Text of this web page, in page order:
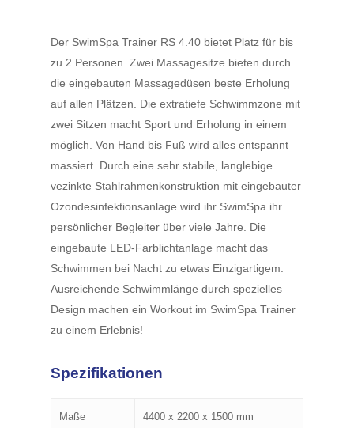
Der SwimSpa Trainer RS 4.40 bietet Platz für bis
zu 2 Personen. Zwei Massagesitze bieten durch
die eingebauten Massagedüsen beste Erholung
auf allen Plätzen. Die extratiefe Schwimmzone mit
zwei Sitzen macht Sport und Erholung in einem
möglich. Von Hand bis Fuß wird alles entspannt
massiert. Durch eine sehr stabile, langlebige
vezinkte Stahlrahmenkonstruktion mit eingebauter
Ozondesinfektionsanlage wird ihr SwimSpa ihr
persönlicher Begleiter über viele Jahre. Die
eingebaute LED-Farblichtanlage macht das
Schwimmen bei Nacht zu etwas Einzigartigem.
Ausreichende Schwimmlänge durch spezielles
Design machen ein Workout im SwimSpa Trainer
zu einem Erlebnis!
Spezifikationen
Maße 4400 x 2200 x 1500 mm